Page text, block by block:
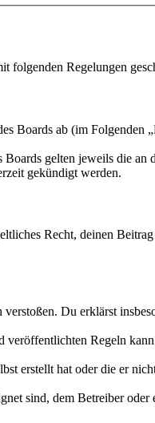
folgenden Regelungen
Boards ab (im Folgenden
gelten jeweils die an
gekündigt werden.
Recht, deinen
Du erklärst
veröffentlichten Regeln
erstellt hat oder die er
sind, dem Betreiber